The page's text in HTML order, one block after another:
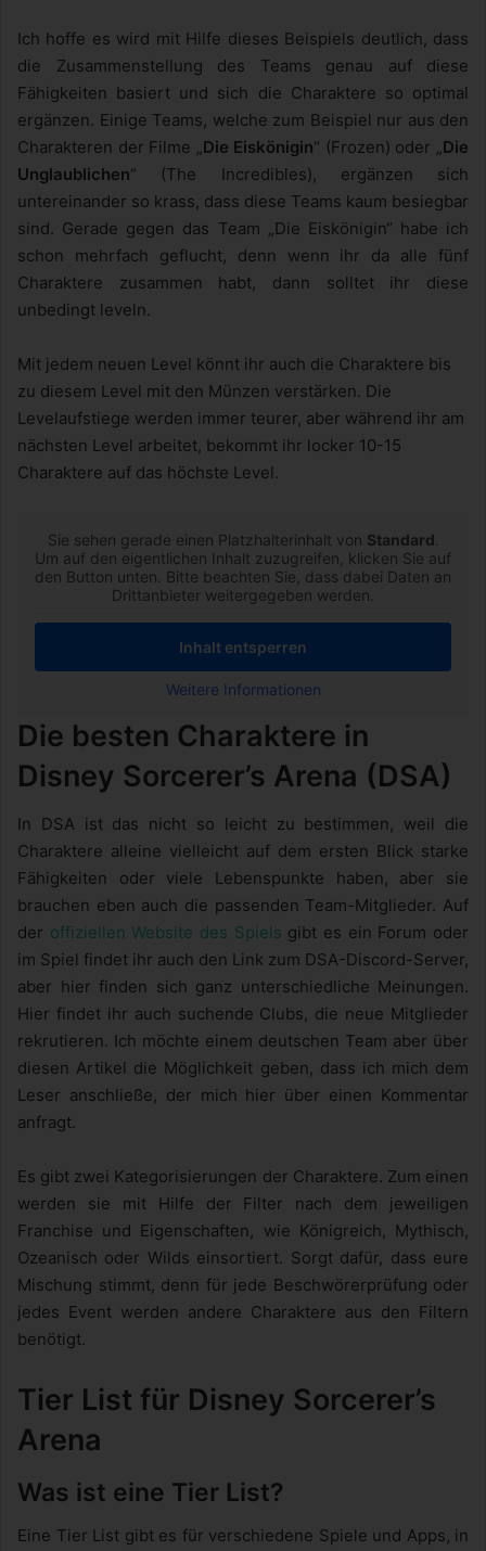
Ich hoffe es wird mit Hilfe dieses Beispiels deutlich, dass
die Zusammenstellung des Teams genau auf diese
Fähigkeiten basiert und sich die Charaktere so optimal
ergänzen. Einige Teams, welche zum Beispiel nur aus den
Charakteren der Filme „Die Eiskönigin“ (Frozen) oder „Die
Unglaublichen“ (The Incredibles), ergänzen sich
untereinander so krass, dass diese Teams kaum besiegbar
sind. Gerade gegen das Team „Die Eiskönigin“ habe ich
schon mehrfach geflucht, denn wenn ihr da alle fünf
Charaktere zusammen habt, dann solltet ihr diese
unbedingt leveln.
Mit jedem neuen Level könnt ihr auch die Charaktere bis
zu diesem Level mit den Münzen verstärken. Die
Levelaufstiege werden immer teurer, aber während ihr am
nächsten Level arbeitet, bekommt ihr locker 10-15
Charaktere auf das höchste Level.
Sie sehen gerade einen Platzhalterinhalt von Standard
Um auf den eigentlichen Inhalt zuzugreifen, klicken Sie auf
den Button unten. Bitte beachten Sie, dass dabei Daten an
Drittanbieter weitergegeben werden.
Inhalt entsperren
Weitere Informationen
Die besten Charaktere in
Disney Sorcerer’s Arena (DSA)
In DSA ist das nicht so leicht zu bestimmen, weil die
Charaktere alleine vielleicht auf dem ersten Blick starke
Fähigkeiten oder viele Lebenspunkte haben, aber sie
brauchen eben auch die passenden Team-Mitglieder. Auf
der offiziellen Website des Spiels gibt es ein Forum oder
im Spiel findet ihr auch den Link zum DSA-Discord-Server,
aber hier finden sich ganz unterschiedliche Meinungen.
Hier findet ihr auch suchende Clubs, die neue Mitglieder
rekrutieren. Ich möchte einem deutschen Team aber über
diesen Artikel die Möglichkeit geben, dass ich mich dem
Leser anschließe, der mich hier über einen Kommentar
anfragt.
Es gibt zwei Kategorisierungen der Charaktere. Zum einen
werden sie mit Hilfe der Filter nach dem jeweiligen
Franchise und Eigenschaften, wie Königreich, Mythisch,
Ozeanisch oder Wilds einsortiert. Sorgt dafür, dass eure
Mischung stimmt, denn für jede Beschwörerprüfung oder
jedes Event werden andere Charaktere aus den Filtern
benötigt.
Tier List für Disney Sorcerer’s
Arena
Was ist eine Tier List?
Eine Tier List gibt es für verschiedene Spiele und Apps, in